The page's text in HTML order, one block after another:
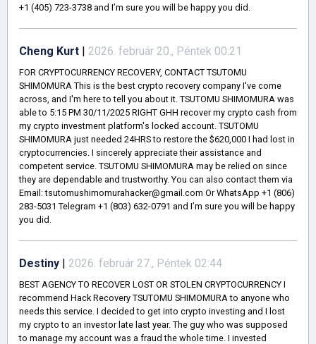
+1 (405) 723-3738 and I’m sure you will be happy you did.
Cheng Kurt | 2026. február 20., Péntek 00:21
FOR CRYPTOCURRENCY RECOVERY, CONTACT TSUTOMU
SHIMOMURA This is the best crypto recovery company I've come
across, and I'm here to tell you about it. TSUTOMU SHIMOMURA was
able to 5:15 PM 30/11/2025 RIGHT GHH recover my crypto cash from
my crypto investment platform's locked account. TSUTOMU
SHIMOMURA just needed 24HRS to restore the $620,000 I had lost in
cryptocurrencies. I sincerely appreciate their assistance and
competent service. TSUTOMU SHIMOMURA may be relied on since
they are dependable and trustworthy. You can also contact them via
Email: tsutomushimomurahacker@gmail.com Or WhatsApp +1 (806)
283-5031 Telegram +1 (803) 632-0791 and I’m sure you will be happy
you did.
Destiny | 2026. február 27., Péntek 02:44
BEST AGENCY TO RECOVER LOST OR STOLEN CRYPTOCURRENCY I
recommend Hack Recovery TSUTOMU SHIMOMURA to anyone who
needs this service. I decided to get into crypto investing and I lost
my crypto to an investor late last year. The guy who was supposed
to manage my account was a fraud the whole time. I invested